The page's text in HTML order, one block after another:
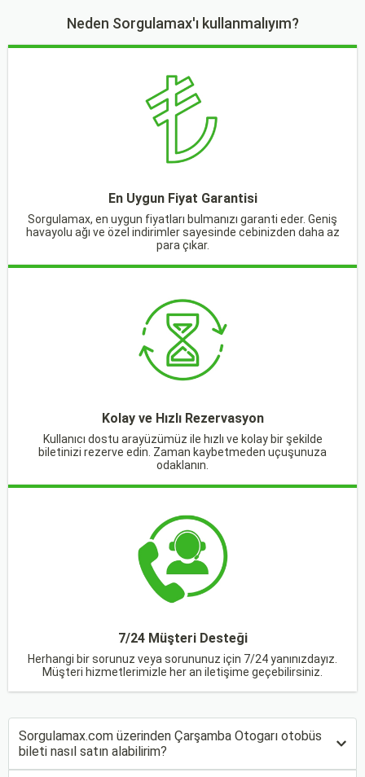
Neden Sorgulamax'ı kullanmalıyım?
En Uygun Fiyat Garantisi
Sorgulamax, en uygun fiyatları bulmanızı garanti eder. Geniş
havayolu ağı ve özel indirimler sayesinde cebinizden daha az
para çıkar.
Kolay ve Hızlı Rezervasyon
Kullanıcı dostu arayüzümüz ile hızlı ve kolay bir şekilde
biletinizi rezerve edin. Zaman kaybetmeden uçuşunuza
odaklanın.
7/24 Müşteri Desteği
Herhangi bir sorunuz veya sorununuz için 7/24 yanınızdayız.
Müşteri hizmetlerimizle her an iletişime geçebilirsiniz.
Sorgulamax.com üzerinden Çarşamba Otogarı otobüs
bileti nasıl satın alabilirim?